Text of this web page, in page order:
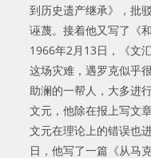
到历史遗产继承》，批
诬蔑。接着他又写了《
1966年2月13日，《文
这场灾难，遇罗克似乎
助澜的一帮人，大多进
文元，他除在报上写文
文元在理论上的错误也
日，他写了一篇《从马